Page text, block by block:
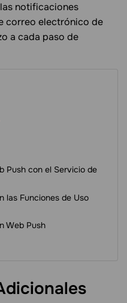
notificaciones
correo electrónico de
a cada paso de
Push con el Servicio de
las Funciones de Uso
Web Push